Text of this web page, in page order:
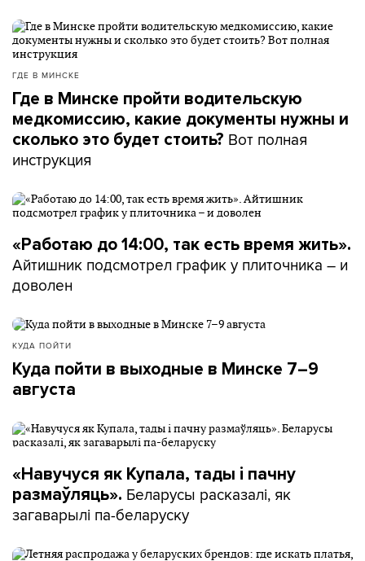
ГДЕ В МИНСКЕ
Где в Минске пройти водительскую
медкомиссию, какие документы нужны и
сколько это будет стоить? Вот полная
инструкция
«Работаю до 14:00, так есть время жить».
Айтишник подсмотрел график у плиточника – и
доволен
КУДА ПОЙТИ
Куда пойти в выходные в Минске 7–9
августа
«Навучуся як Купала, тады і пачну
размаўляць». Беларусы расказалі, як
загаварылі па-беларуску